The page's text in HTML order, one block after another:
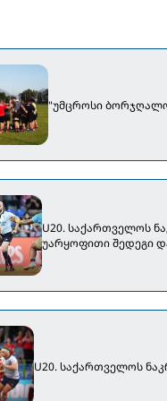
"უმცროსი
U20. საქართველოს
უარყოფითი შედეგი
U20. საქართველოს